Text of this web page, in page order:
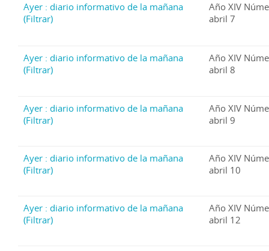
Ayer : diario informativo de la mañana
(Filtrar)
Año XIV
abril 7
Ayer : diario informativo de la mañana
(Filtrar)
Año XIV
abril 8
Ayer : diario informativo de la mañana
(Filtrar)
Año XIV
abril 9
Ayer : diario informativo de la mañana
(Filtrar)
Año XIV
abril 10
Ayer : diario informativo de la mañana
(Filtrar)
Año XIV
abril 12